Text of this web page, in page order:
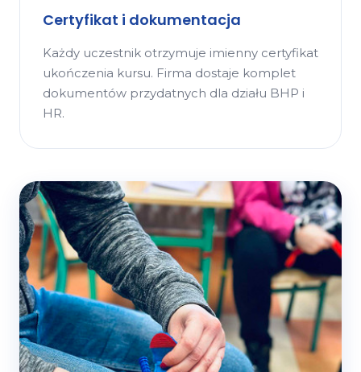
Certyfikat i dokumentacja
Każdy uczestnik otrzymuje imienny certyfikat
ukończenia kursu. Firma dostaje komplet
dokumentów przydatnych dla działu BHP i
HR.